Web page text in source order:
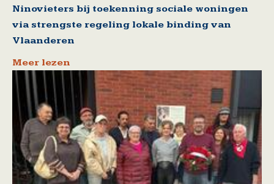
Ninovieters bij toekenning sociale woningen
via strengste regeling lokale binding van
Vlaanderen
Meer lezen